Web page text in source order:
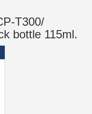
T300/
bottle 115ml.